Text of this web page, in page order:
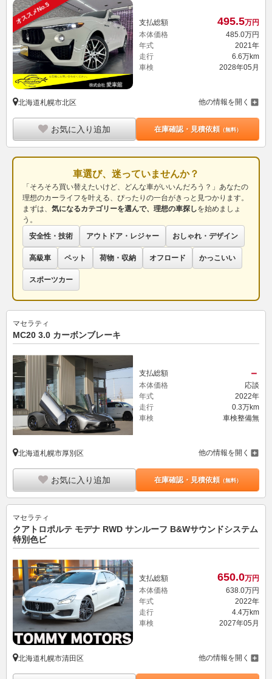
オススメNo.5 支払総額 495.5万円
本体価格
485.0万円
年式
2021年
走行
6.6万km
車検
2028年05月
北海道札幌市北区 他の情報を開く
お気に入り追加 在庫確認・見積依頼（無料）
車選び、迷っていませんか？
「そろそろ買い替えたいけど、どんな車がいいんだろう？」あなたの
理想のカーライフを叶える、ぴったりの一台がきっと見つかります。
まずは、 気になるカテゴリーを選んで、理想の車探しを始めましょ
う。
安全性・技術
アウトドア・レジャー おしゃれ・デザイン
高級車 ペット 荷物・収納 オフロード かっこいい
スポーツカー
マセラティ
MC20 3.0 カーボンブレーキ
支払総額 －
本体価格
応談
年式
2022年
走行
0.3万km
車検
車検整備無
北海道札幌市厚別区 他の情報を開く
お気に入り追加 在庫確認・見積依頼（無料）
マセラティ
クアトロポルテ モデナ RWD サンルーフ B&Wサウンドシステム
特別色ビ
支払総額 650.0万円
本体価格
638.0万円
年式
2022年
走行
4.4万km
車検
2027年05月
北海道札幌市清田区 他の情報を開く